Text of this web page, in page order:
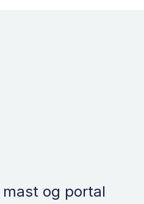
og portal